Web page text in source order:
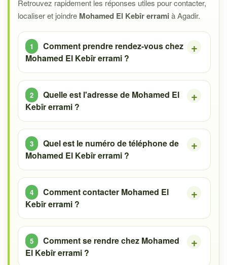
Retrouvez rapidement les réponses utiles pour contacter,
localiser et joindre Mohamed El Kebîr errami à Agadir.
Comment prendre rendez-vous chez
Mohamed El Kebîr errami ?
Quelle est l'adresse de Mohamed El
Kebîr errami ?
Quel est le numéro de téléphone de
Mohamed El Kebîr errami ?
Comment contacter Mohamed El
Kebîr errami ?
Comment se rendre chez Mohamed
El Kebîr errami ?